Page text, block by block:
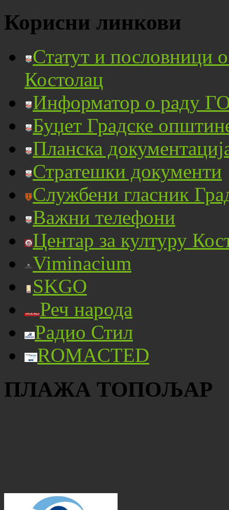
Корисни линкови
Статут и пословници
Костолац
Информатор о раду
Буџет Градске
Планска
Стратешки документи
Службени гласник
Важни телефони
Центар за културу
Viminacium
SKGO
Реч народа
Радио Стил
ROMACTED
ПЛАЖА ТОПОЉАР